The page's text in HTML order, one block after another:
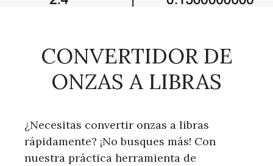
CONVERTIDOR DE
ONZAS A LIBRAS
¿Necesitas convertir onzas a libras
rápidamente? ¡No busques más! Con
nuestra práctica herramienta de